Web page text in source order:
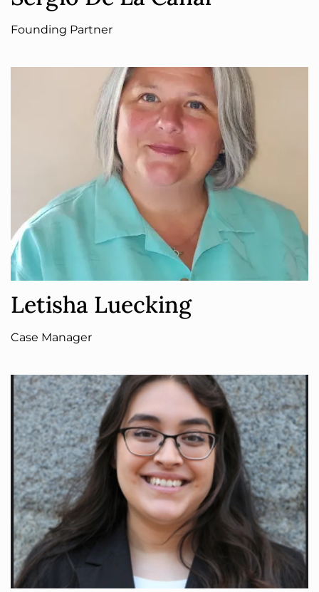
Founding Partner
Letisha Luecking
Case Manager